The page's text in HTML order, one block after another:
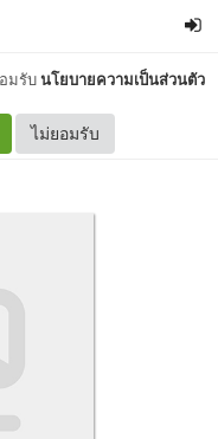
มรับนโยบายความเป็นส่วนตัว
ไม่ยอมรับ